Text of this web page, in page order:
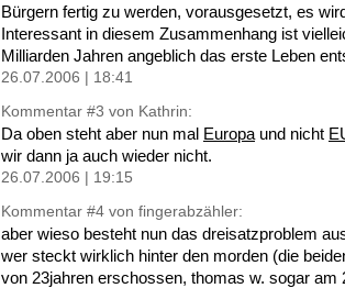
Bürgern fertig zu werden, vorausgesetzt, es
Interessant in diesem Zusammenhang ist
Milliarden Jahren angeblich das erste Leben
26.07.2006 | 18:41
Kommentar #3 von Kathrin:
Da oben steht aber nun mal Europa und nicht
wir dann ja auch wieder nicht.
26.07.2006 | 19:15
Kommentar #4 von fingerabzähler:
aber wieso besteht nun das dreisatzproblem
wer steckt wirklich hinter den morden (die
von 23jahren erschossen, thomas w. sogar am